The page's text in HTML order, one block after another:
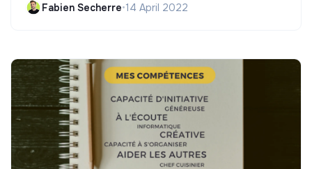
Fabien Secherre•14 April 2022